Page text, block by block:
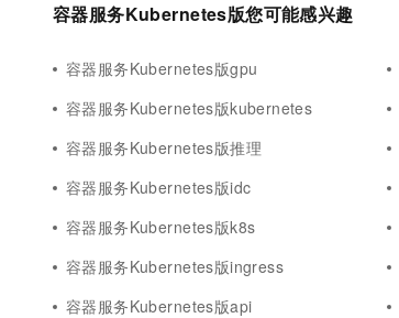
容器服务Kubernetes版您可能感兴趣
容器服务Kubernetes版gpu
容器服务Kubernetes版kubernetes
容器服务Kubernetes版推理
容器服务Kubernetes版idc
容器服务Kubernetes版k8s
容器服务Kubernetes版ingress
容器服务Kubernetes版api